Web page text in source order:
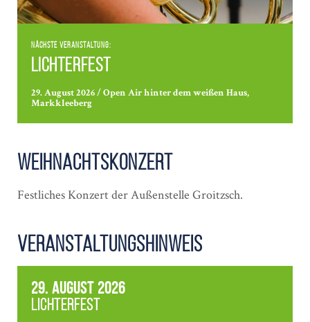
Nächste Veranstaltung:
Lichterfest
29. August 2026 / Open Air hinter dem weißen Haus,
Markkleeberg
Weihnachts­konzert
Festliches Konzert der Außenstelle Groitzsch.
Veranstaltungshinweis
29. August 2026
Lichterfest